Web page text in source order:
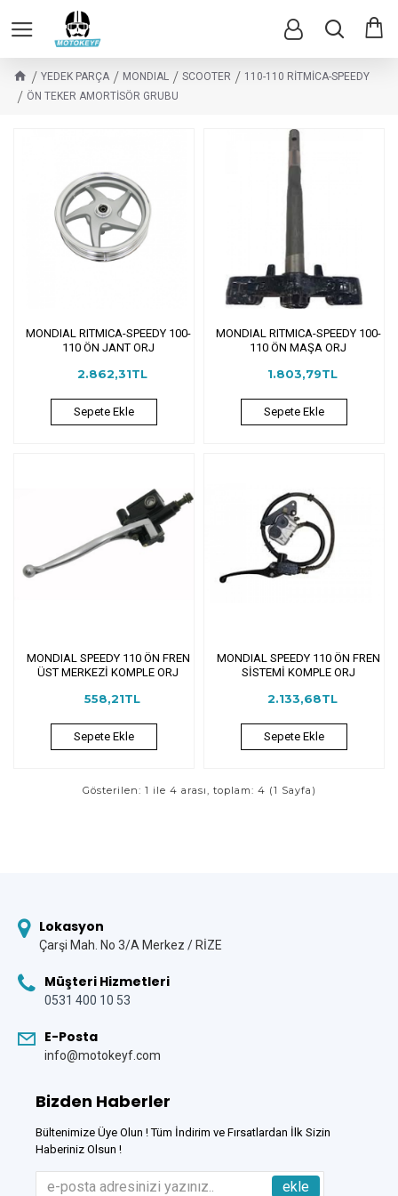
YEDEK PARÇA MONDIAL SCOOTER
110-110 RİTMİCA-SPEEDY
ÖN TEKER AMORTİSÖR GRUBU
MONDIAL RITMICA-SPEEDY 100-
110 ÖN JANT ORJ
2.862,31TL
Sepete Ekle
MONDIAL RITMICA-SPEEDY 100-
110 ÖN MAŞA ORJ
1.803,79TL
Sepete Ekle
MONDIAL SPEEDY 110 ÖN FREN
ÜST MERKEZİ KOMPLE ORJ
558,21TL
Sepete Ekle
MONDIAL SPEEDY 110 ÖN FREN
SİSTEMİ KOMPLE ORJ
2.133,68TL
Sepete Ekle
Gösterilen: 1 ile 4 arası, toplam: 4 (1 Sayfa)
Lokasyon
Çarşi Mah. No 3/A Merkez / RİZE
Müşteri Hizmetleri
0531 400 10 53
E-Posta
info@motokeyf.com
Bizden Haberler
Bültenimize Üye Olun ! Tüm İndirim ve Fırsatlardan İlk Sizin
Haberiniz Olsun !
ekle